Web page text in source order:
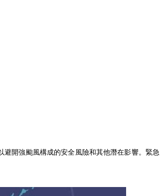
開強颱風構成的安全風險和其他潛在影響。緊急